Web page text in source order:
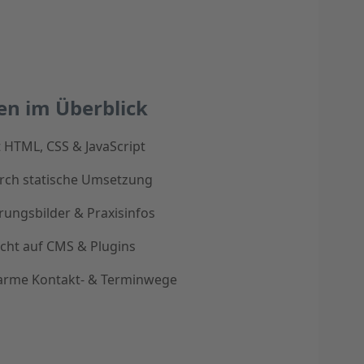
im Überblick
CSS & JavaScript
statische Umsetzung
& Praxisinfos
auf CMS & Plugins
Kontakt- & Terminwege